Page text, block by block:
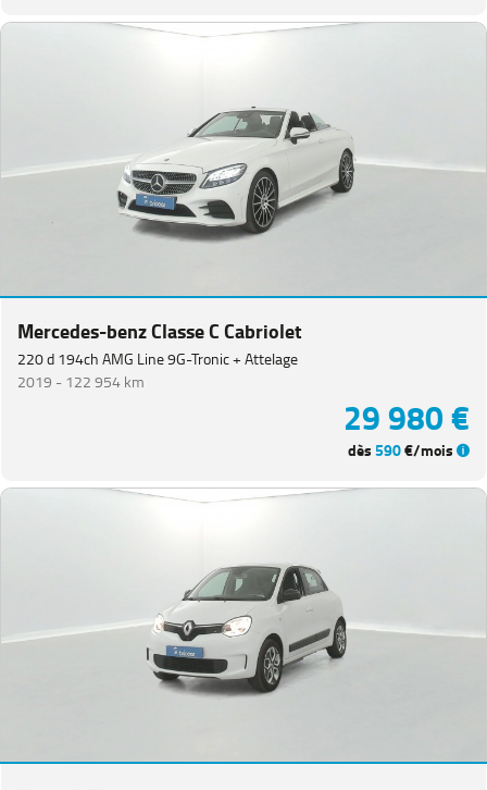
Mercedes-benz Classe C Cabriolet
220 d 194ch AMG Line 9G-Tronic + Attelage
2019 - 122 954 km
29 980 €
dès590€/mois